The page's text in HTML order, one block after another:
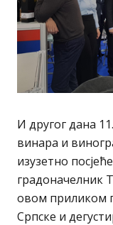
И другог дана
винара и
изузетно
градоначелник
овом приликом
Српске и